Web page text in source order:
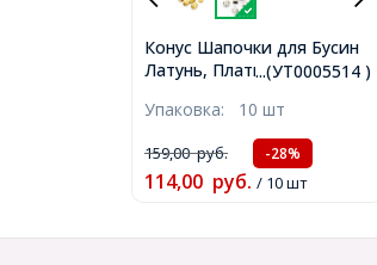
...(УТ0005514 )
Конус Шапочки для Бусин
Латунь, Платина,
(УТ0005514)
Упаковка: 10 шт
159,00руб. -28%
114,00 руб. / 10 шт